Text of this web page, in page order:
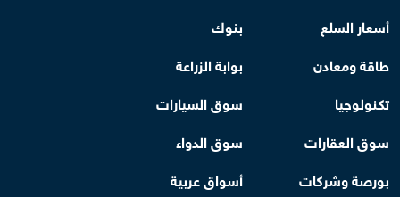
أسعار السلع
بنوك
طاقة ومعادن
بوابة الزراعة
تكنولوجيا
سوق السيارات
سوق العقارات
سوق الدواء
بورصة وشركات
أسواق عربية